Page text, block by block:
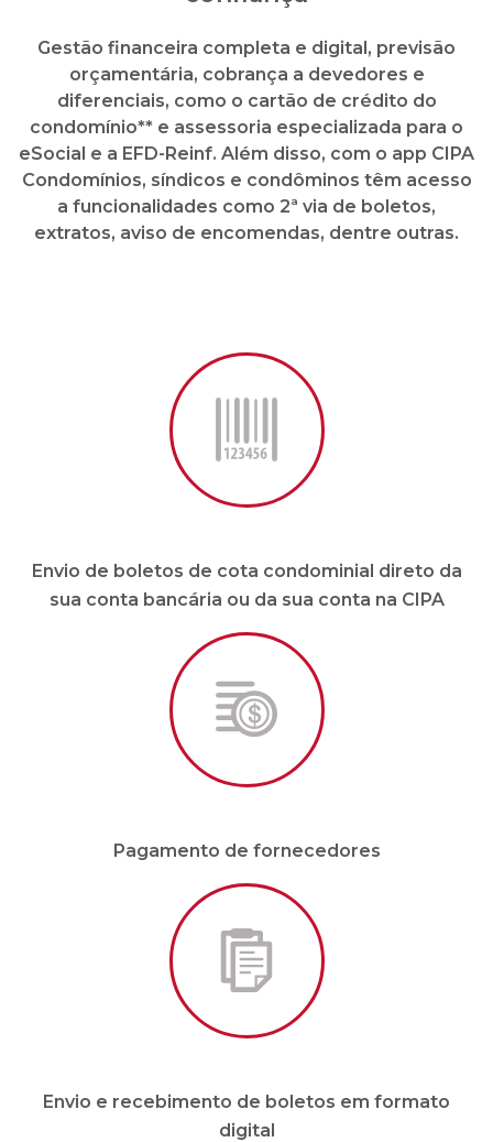
Gestão financeira completa e digital, previsão
orçamentária, cobrança a devedores e
diferenciais, como o cartão de crédito do
condomínio** e assessoria especializada para o
eSocial e a EFD-Reinf. Além disso, com o app CIPA
Condomínios, síndicos e condôminos têm acesso
a funcionalidades como 2ª via de boletos,
extratos, aviso de encomendas, dentre outras.
Envio de boletos de cota condominial direto da
sua conta bancária ou da sua conta na CIPA
Pagamento de fornecedores
Envio e recebimento de boletos em formato
digital